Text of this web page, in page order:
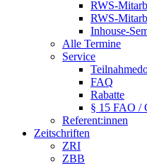
RWS-
RWS-
Inhouse-
Alle Termine
Service
FAQ
Rabatte
§ 15 FAO /
Referent:innen
Zeitschriften
ZRI
ZBB